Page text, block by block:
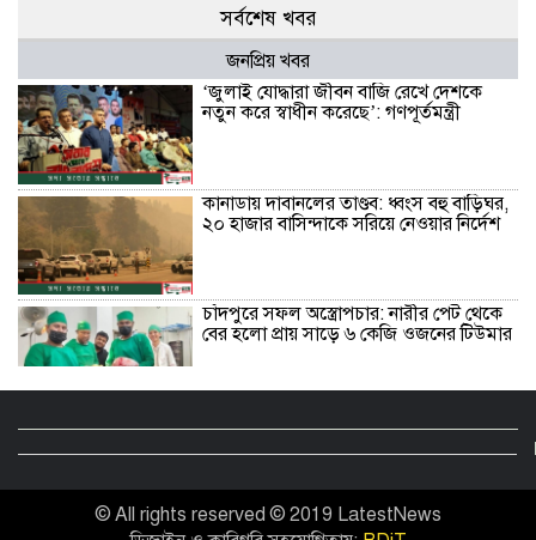
সর্বশেষ খবর
জনপ্রিয় খবর
‘জুলাই যোদ্ধারা জীবন বাজি রেখে দেশকে
নতুন করে স্বাধীন করেছে’: গণপূর্তমন্ত্রী
কানাডায় দাবানলের তাণ্ডব: ধ্বংস বহু বাড়িঘর,
২০ হাজার বাসিন্দাকে সরিয়ে নেওয়ার নির্দেশ
চাঁদপুরে সফল অস্ত্রোপচার: নারীর পেট থেকে
বের হলো প্রায় সাড়ে ৬ কেজি ওজনের টিউমার
বরিশালে লাল ফিতা কেটে বাঁশের সাঁকো
রোমে বিমানের উড়োজাহাজ গ্রাউন্ডেড: ৪টি
© All rights reserved © 2019 LatestNews